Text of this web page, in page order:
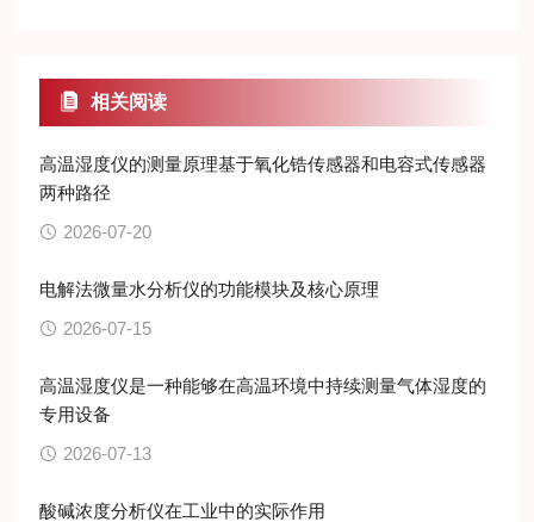
相关阅读
高温湿度仪的测量原理基于氧化锆传感器和电容式传感器
两种路径
2026-07-20
电解法微量水分析仪的功能模块及核心原理
2026-07-15
高温湿度仪是一种能够在高温环境中持续测量气体湿度的
专用设备
2026-07-13
酸碱浓度分析仪在工业中的实际作用